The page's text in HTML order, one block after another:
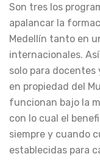
Son tres los
apalancar la
Medellín tanto en
internacionales.
solo para
en propiedad del
funcionan bajo la
con lo cual el
siempre y cuando
establecidas para